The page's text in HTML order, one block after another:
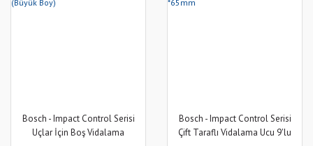
Bosch - Impact Control Serisi
Uçlar İçin Boş Vidalama
Bosch - Impact Control Serisi
Çift Taraflı Vidalama Ucu 9'lu